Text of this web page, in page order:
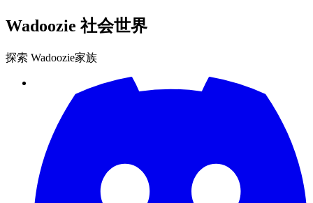
Wadoozie 社会世界
探索 Wadoozie家族